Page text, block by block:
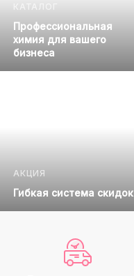
КАТАЛОГ
Профессиональная
химия для вашего
бизнеса
АКЦИЯ
Гибкая система скидок